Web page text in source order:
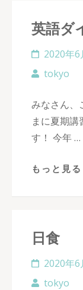
英語ダ
2020年6
tokyo
みなさん、
まに夏期
す！ 今年 …
もっと見る
日食
2020年6
tokyo